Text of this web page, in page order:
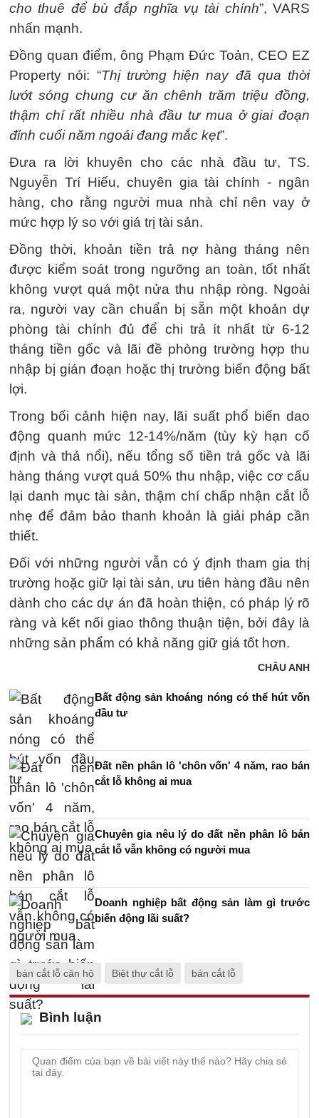
cho thuê để bù đắp nghĩa vụ tài chính”, VARS
nhấn mạnh.
Đồng quan điểm, ông Phạm Đức Toản, CEO EZ
Property nói: “Thị trường hiện nay đã qua thời
lướt sóng chung cư ăn chênh trăm triệu đồng,
thậm chí rất nhiều nhà đầu tư mua ở giai đoạn
đỉnh cuối năm ngoái đang mắc kẹt”.
Đưa ra lời khuyên cho các nhà đầu tư, TS.
Nguyễn Trí Hiếu, chuyên gia tài chính - ngân
hàng, cho rằng người mua nhà chỉ nên vay ở
mức hợp lý so với giá trị tài sản.
Đồng thời, khoản tiền trả nợ hàng tháng nên
được kiểm soát trong ngưỡng an toàn, tốt nhất
không vượt quá một nửa thu nhập ròng. Ngoài
ra, người vay cần chuẩn bị sẵn một khoản dự
phòng tài chính đủ để chi trả ít nhất từ 6-12
tháng tiền gốc và lãi đề phòng trường hợp thu
nhập bị gián đoạn hoặc thị trường biến động bất
lợi.
Trong bối cảnh hiện nay, lãi suất phổ biến dao
động quanh mức 12-14%/năm (tùy kỳ hạn cố
định và thả nổi), nếu tổng số tiền trả gốc và lãi
hàng tháng vượt quá 50% thu nhập, việc cơ cấu
lại danh mục tài sản, thậm chí chấp nhận cắt lỗ
nhẹ để đảm bảo thanh khoản là giải pháp cần
thiết.
Đối với những người vẫn có ý định tham gia thị
trường hoặc giữ lại tài sản, ưu tiên hàng đầu nên
dành cho các dự án đã hoàn thiện, có pháp lý rõ
ràng và kết nối giao thông thuận tiện, bởi đây là
những sản phẩm có khả năng giữ giá tốt hơn.
CHÂU ANH
Bất động sản khoáng nóng có thể hút vốn
đầu tư
Đất nền phân lô 'chôn vốn' 4 năm, rao bán
cắt lỗ không ai mua
Chuyên gia nêu lý do đất nền phân lô bán
cắt lỗ vẫn không có người mua
Doanh nghiệp bất động sản làm gì trước
biến động lãi suất?
bán cắt lỗ căn hộ Biệt thự cắt lỗ bán cắt lỗ
Bình luận